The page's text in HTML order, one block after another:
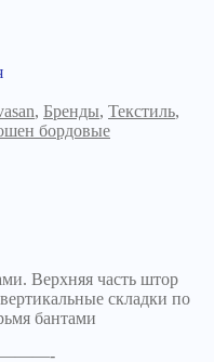
, Бренды, Текстиль,
бордовые
Верхняя часть штор
складки по
бантами